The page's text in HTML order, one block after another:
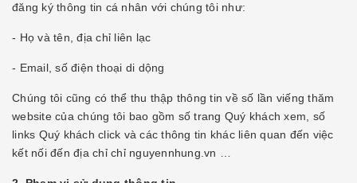
đăng ký thông tin cá nhân với chúng tôi như:
- Họ và tên, địa chỉ liên lạc
- Email, số điện thoại di dộng
Chúng tôi cũng có thể thu thập thông tin về số lần viếng thăm
website của chúng tôi bao gồm số trang Quý khách xem, số
links Quý khách click và các thông tin khác liên quan đến việc
kết nối đến địa chỉ chỉ nguyennhung.vn …